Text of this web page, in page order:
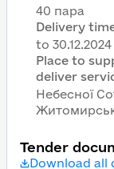
40 пара
Delivery
Place to
deliver
Небесної
Tender
Download all